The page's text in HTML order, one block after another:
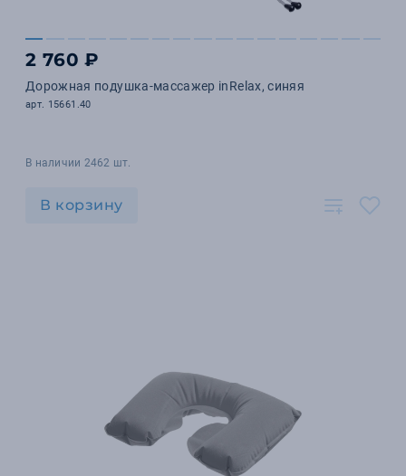
2 760 ₽
Дорожная подушка-массажер inRelax, синяя
арт. 15661.40
В наличии 2462 шт.
В корзину